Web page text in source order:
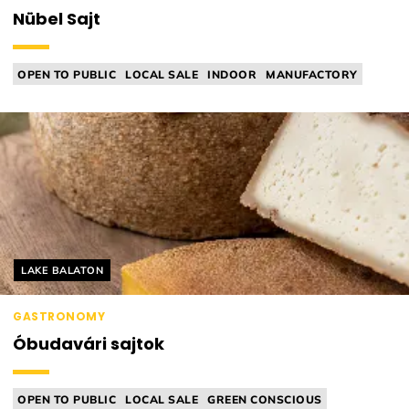
Nübel Sajt
OPEN TO PUBLIC LOCAL SALE INDOOR
MANUFACTORY
Helyszín címkék:
LAKE BALATON
GASTRONOMY
Óbudavári sajtok
OPEN TO PUBLIC LOCAL SALE
GREEN CONSCIOUS